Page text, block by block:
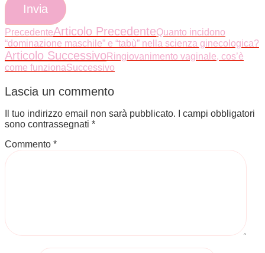
Invia
PrecedenteArticolo PrecedenteQuanto incidono
“dominazione maschile” e “tabù” nella scienza ginecologica?
Articolo Successivo Ringiovanimento vaginale, cos’è
come funzionaSuccessivo
Lascia un commento
Il tuo indirizzo email non sarà pubblicato.
I campi obbligatori
sono contrassegnati *
Commento *